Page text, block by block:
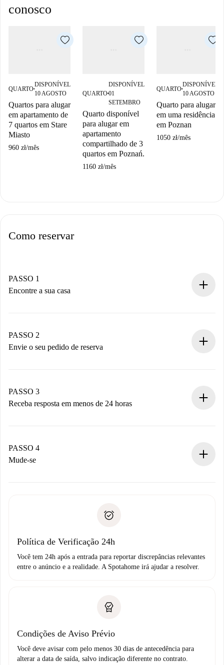
conosco
QUARTO■
DISPONÍVEL
10 AGOSTO
Quartos para alugar
em apartamento de
7 quartos em Stare
Miasto
960 zł/mês
QUARTO■
DISPONÍVEL
01
SETEMBRO
Quarto disponível
para alugar em
apartamento
compartilhado de 3
quartos em Poznań.
1160 zł/mês
QUARTO■
DISPONÍVEL
10 AGOSTO
Quarto para alugar
em uma residência
em Poznan
1050 zł/mês
Como reservar
PASSO 1
Encontre a sua casa
Você tem todas as informações necessárias
antecipadamente.
PASSO 2
Envie o seu pedido de reserva
Não cobramos nada até que o proprietário confirme.
PASSO 3
Receba resposta em menos de 24 horas
proprietário.
Se recusada: não cobraremos nada e ofereceremos
Débito direto bancário
PASSO 4
Mude-se
não comunicar nenhum problema.
Política de Verificação 24h
Você tem 24h após a entrada para reportar discrepâncias relevantes
entre o anúncio e a realidade. A Spotahome irá ajudar a resolver.
Condições de Aviso Prévio
Você deve avisar com pelo menos 30 dias de antecedência para
alterar a data de saída, salvo indicação diferente no contrato.